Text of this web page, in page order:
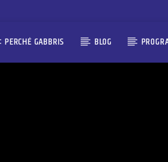
PERCHÉ GABBRIS BLOG